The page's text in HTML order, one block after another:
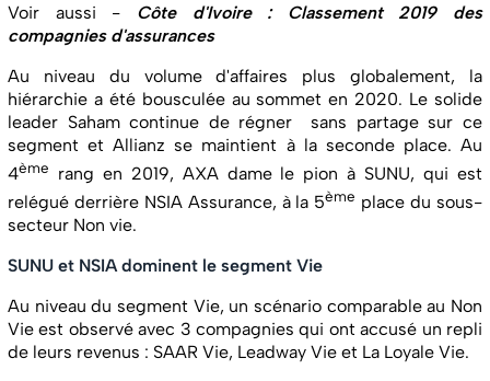
Voir aussi - Côte d'Ivoire : Classement 2019 des
compagnies d'assurances
Au niveau du volume d'affaires plus globalement, la
hiérarchie a été bousculée au sommet en 2020. Le solide
leader Saham continue de régner sans partage sur ce
segment et Allianz se maintient à la seconde place. Au
4ème
rang en 2019, AXA dame le pion à SUNU, qui est
relégué derrière NSIA Assurance, à la 5ème place du sous-
secteur Non vie.
SUNU et NSIA dominent le segment Vie
Au niveau du segment Vie, un scénario comparable au Non
Vie est observé avec 3 compagnies qui ont accusé un repli
de leurs revenus : SAAR Vie, Leadway Vie et La Loyale Vie.